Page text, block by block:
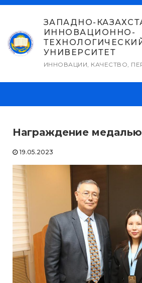
Перейти
содержимому
ЗАПАДНО-
ИННОВАЦИОННО-
УНИВЕРСИТЕТ
ИННОВАЦИИ, КАЧЕСТВО,
Награждение
19.05.2023